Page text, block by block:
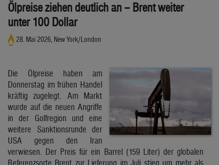
Ölpreise ziehen deutlich an – Brent weiter
unter 100 Dollar
28. Mai 2026, New York/London
Die Ölpreise haben am
Donnerstag im frühen Handel
kräftig zugelegt. Am Markt
wurde auf die neuen Angriffe
in der Golfregion und eine
weitere Sanktionsrunde der
USA gegen den Iran
verwiesen. Der Preis für ein Barrel (159 Liter) der globalen
Referenzsorte Brent zur Lieferung im Juli stieg um mehr als